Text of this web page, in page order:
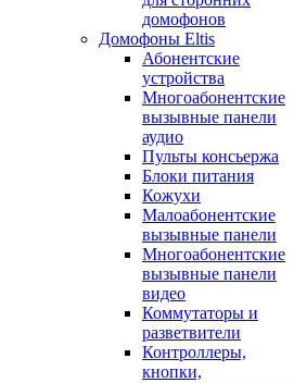
домофонов
Домофоны Eltis
Абонентские
устройства
Многоабонентские
вызывные панели
аудио
Пульты консьержа
Блоки питания
Кожухи
Малоабонентские
вызывные панели
Многоабонентские
вызывные панели
видео
Коммутаторы и
разветвители
Контроллеры,
кнопки,